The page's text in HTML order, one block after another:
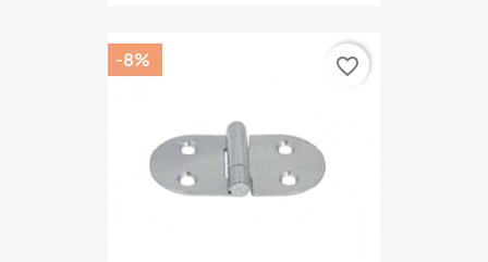
-8% favorite_border